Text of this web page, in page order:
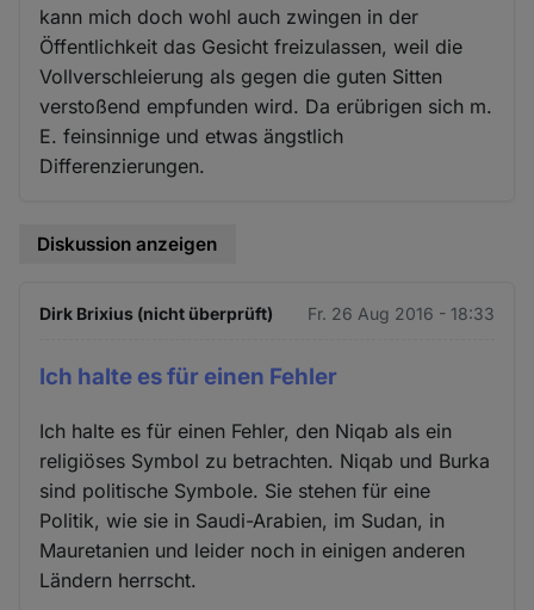
kann mich doch wohl auch zwingen in der
Öffentlichkeit das Gesicht freizulassen, weil die
Vollverschleierung als gegen die guten Sitten
verstoßend empfunden wird. Da erübrigen sich m.
E. feinsinnige und etwas ängstlich
Differenzierungen.
Diskussion anzeigen
Dirk Brixius (nicht überprüft) Fr. 26 Aug 2016 - 18:33
Ich halte es für einen Fehler
Ich halte es für einen Fehler, den Niqab als ein
religiöses Symbol zu betrachten. Niqab und Burka
sind politische Symbole. Sie stehen für eine
Politik, wie sie in Saudi-Arabien, im Sudan, in
Mauretanien und leider noch in einigen anderen
Ländern herrscht.